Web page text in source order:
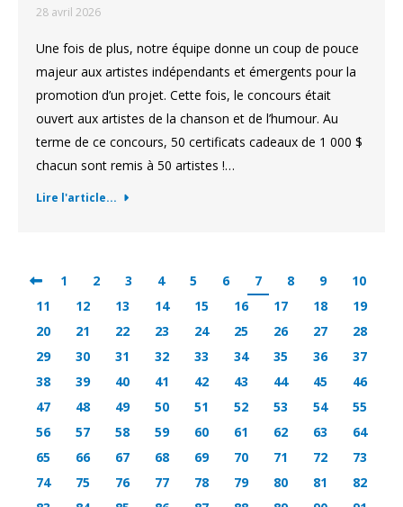
28 avril 2026
Une fois de plus, notre équipe donne un coup de pouce
majeur aux artistes indépendants et émergents pour la
promotion d’un projet. Cette fois, le concours était
ouvert aux artistes de la chanson et de l’humour. Au
terme de ce concours, 50 certificats cadeaux de 1 000 $
chacun sont remis à 50 artistes !…
Lire l'article...
1 2 3 4 5 6 7 8 9
10
11
12 13 14 15 16 17 18
19
20
21 22 23 24 25 26 27
28
29
30 31 32 33 34 35 36
37
38
39 40 41 42 43 44 45
46
47
48 49 50 51 52 53 54
55
56
57 58 59 60 61 62 63
64
65
66 67 68 69 70 71 72
73
74
75 76 77 78 79 80 81
82